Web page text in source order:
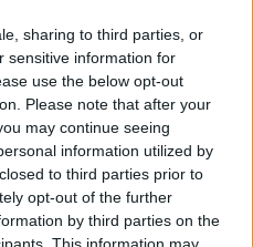
sharing to third parties, or
sensitive information for
use the below opt-out
Please note that after your
may continue seeing
information utilized by
to third parties prior to
opt-out of the further
by third parties on the
víziközművekről?
évszázados vezetéken
vízellátása
megújításával is készül
ötszázadik